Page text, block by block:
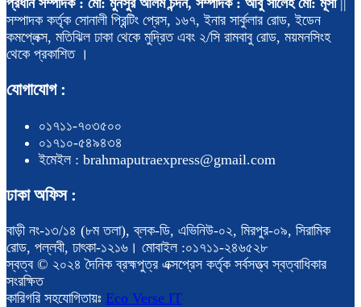
প্রধান সম্পাদক : মো: মুনসুর আলম চন্দন, সম্পাদক : আবু সালেহ মো: মূসা||
সম্পাদক কর্তৃক সোনালী প্রিন্টিং প্রেস, ১৬৭, ইনার সার্কুলার রোড, ইডেন
কমপ্লেক্স, মতিঝিল ঢাকা থেকে মুদ্রিত এবং ২/সি রামবাবু রোড, ময়মনসিংহ
থেকে প্রকাশিত ।
যোগাযোগ :
০১৭১১-৭০৩৫০০
০১৭১০-৫৪৯৪৩৪
ইমেইল : brahmaputraexpress@gmail.com
ঢাকা অফিস :
বাড়ী নং-১৩/১৪ (৮ম তলা), ব্লক-ডি, এভিনিউ-০২, মিরপুর-০৯, সিরামিক
রোড, পল্লবী, ঢাৎকা-১২১৬। মোবাইল :০১৭১১-২৪৬৫২৮
স্বত্ব © ২০২৪ দৈনিক ব্রহ্মপুত্র এক্সপ্রেস কর্তৃক সর্বসত্ত্ব স্বত্বাধিকার
সংরক্ষিত
কারিগরি সহযোগিতায়ঃ Eco Verse IT